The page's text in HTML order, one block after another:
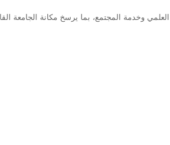
وخدمة المجتمع، بما يرسخ مكانة الجامعة